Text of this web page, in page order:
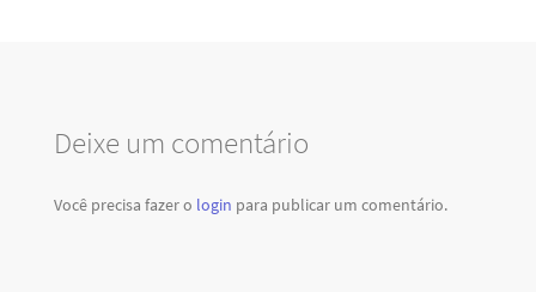
Deixe um comentário
Você precisa fazer o login para publicar um comentário.